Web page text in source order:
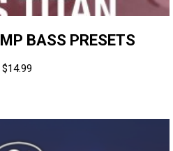
BASS PRESETS
$14.99